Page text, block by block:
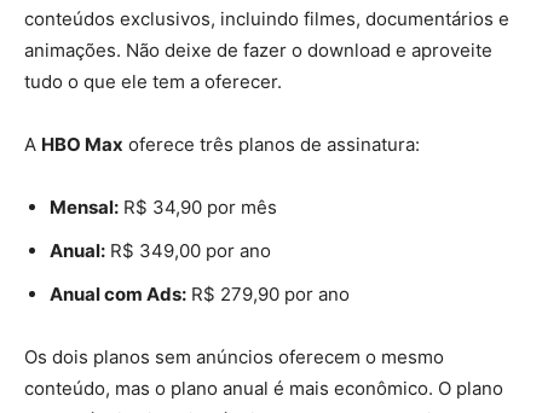
conteúdos exclusivos, incluindo filmes, documentários e
animações. Não deixe de fazer o download e aproveite
tudo o que ele tem a oferecer.
A HBO Max oferece três planos de assinatura:
Mensal: R$ 34,90 por mês
Anual: R$ 349,00 por ano
Anual com Ads: R$ 279,90 por ano
Os dois planos sem anúncios oferecem o mesmo
conteúdo, mas o plano anual é mais econômico. O plano